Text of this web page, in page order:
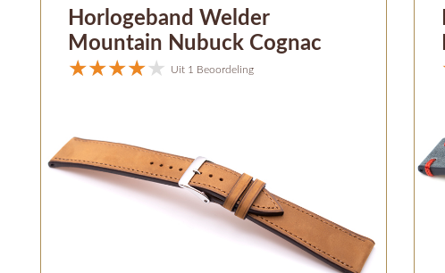
Horlogeband Welder
Mountain Nubuck Cognac
Uit 1 Beoordeling